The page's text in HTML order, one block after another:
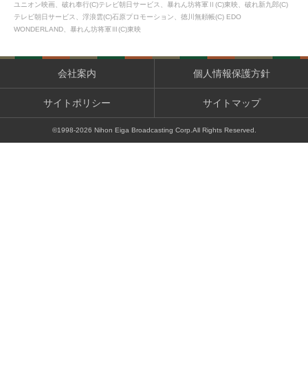
ユニオン映画、破れ奉行(C)テレビ朝日サービス、暴れん坊将軍Ⅱ(C)東映、破れ新九郎(C)
テレビ朝日サービス、浮浪雲(C)石原プロモーション、徳川無頼帳(C) EDO
WONDERLAND、暴れん坊将軍Ⅲ(C)東映
会社案内 個人情報保護方針
サイトポリシー サイトマップ
©1998-2026 Nihon Eiga Broadcasting Corp.All Rights Reserved.